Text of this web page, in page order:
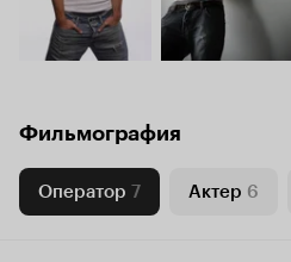
Фильмография
Оператор 7 Актер 6